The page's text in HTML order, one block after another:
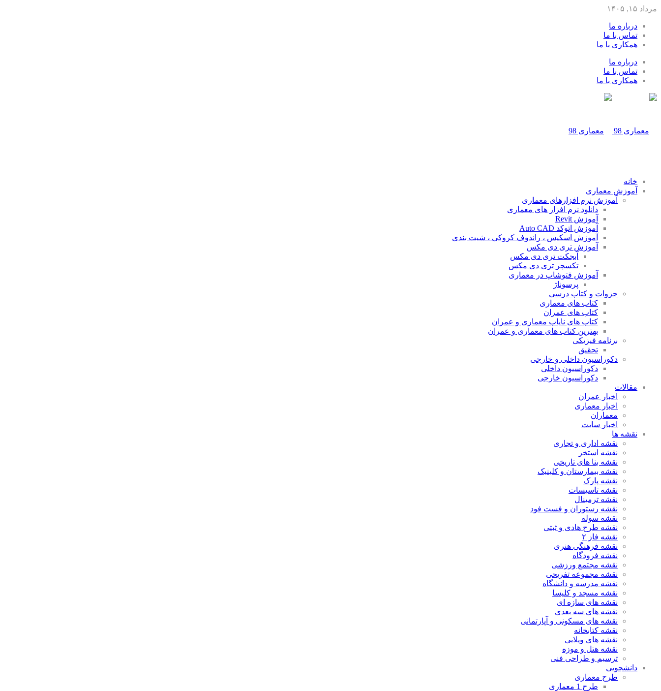
مرداد ۱۵, ۱۴۰۵
درباره ما
تماس با ما
همکاری با ما
درباره ما
تماس با ما
همکاری با ما
خانه
آموزش معماری
آموزش نرم افزارهای معماری
دانلود نرم افزار های معماری
آموزش Revit
آموزش اتوکد Auto CAD
آموزش اسکیس ، راندوف کروکی ، شیت بندی
آموزش تری دی مکس
آبجکت تری دی مکس
تکسچر تری دی مکس
آموزش فتوشاپ در معماری
پرسوناژ
جزوات و کتاب درسی
کتاب های معماری
کتاب های عمران
کتاب های نایاب معماری و عمران
بهترین کتاب های معماری و عمران
برنامه فیزیکی
تحقیق
دکوراسیون داخلی و خارجی
دکوراسیون داخلی
دکوراسیون خارجی
مقالات
اخبار عمران
اخبار معماری
معماران
اخبار سایت
نقشه ها
نقشه اداری و تجاری
نقشه استخر
نقشه بنا های تاریخی
نقشه بیمارستان و کلینیک
نقشه پارک
نقشه تاسیسات
نقشه ترمینال
نقشه رستوران و فست فود
نقشه سوله
نقشه طرح هادی و ثبتی
نقشه فاز ۲
نقشه فرهنگی هنری
نقشه فرودگاه
نقشه مجتمع ورزشی
نقشه مجموعه تفریحی
نقشه مدرسه و دانشگاه
نقشه مسجد و کلیسا
نقشه های سازه ای
نقشه های سه بعدی
نقشه های مسکونی و آپارتمانی
نقشه کتابخانه
نقشه های ویلایی
نقشه هتل و موزه
ترسیم و طراحی فنی
دانشجویی
طرح معماری
طرح 1 معماری